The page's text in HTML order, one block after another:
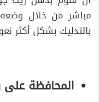
مباشر من خلال
بالتدليك بشكل أكثر
المحافظة على